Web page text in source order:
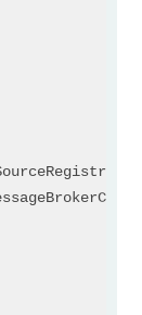
//We don't